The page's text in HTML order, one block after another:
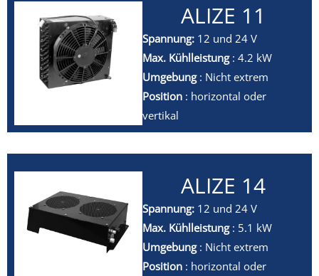
ALIZE 11
Spannung:12 und 24 V
Max. Kühlleistung: 4.2 kW
Umgebung: Nicht extrem
Position : horizontal oder
vertikal
ALIZE 14
Spannung:12 und 24 V
Max. Kühlleistung: 5.1 kW
Umgebung: Nicht extrem
Position : horizontal oder